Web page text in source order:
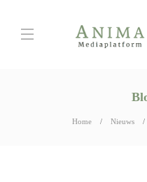
Home Nieuws